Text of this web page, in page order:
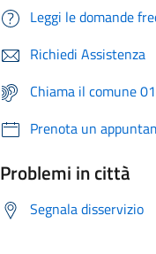
Leggi le domande
Richiedi Assistenza
Chiama il comune
Prenota un
Problemi in città
Segnala disservizio